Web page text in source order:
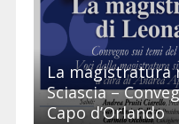
La magistratura
Sciascia –
Capo d’Orlando